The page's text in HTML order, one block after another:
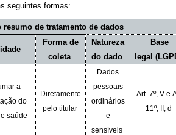
seguintes formas:
resumo de tratamento de dados
Forma de
coleta
Natureza
do dado
Base
legal
a
do
saúde
Diretamente
pelo titular
Dados
pessoais
ordinários
e
sensíveis
Art. 7º, V e
11º, II, d